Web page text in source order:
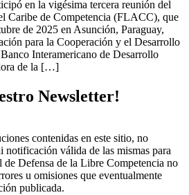
en la vigésima tercera reunión del
Caribe de Competencia (FLACC), que
de 2025 en Asunción, Paraguay,
para la Cooperación y el Desarrollo
Interamericano de Desarrollo
de la […]
Newsletter!
contenidas en este sitio, no
válida de las mismas para
de Defensa de la Libre Competencia no
u omisiones que eventualmente
publicada.